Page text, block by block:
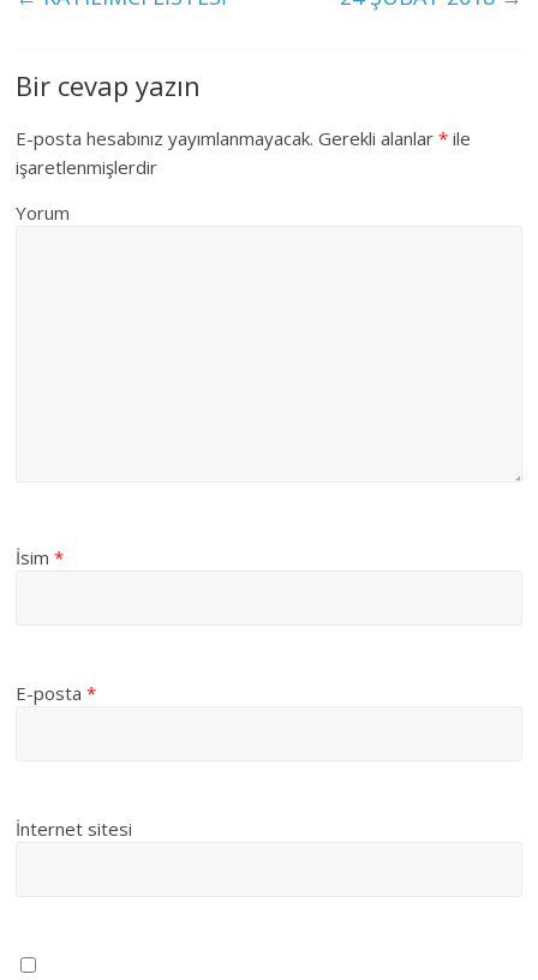
Bir cevap yazın
E-posta hesabınız yayımlanmayacak. Gerekli alanlar* ile
işaretlenmişlerdir
Yorum
İsim*
E-posta*
İnternet sitesi